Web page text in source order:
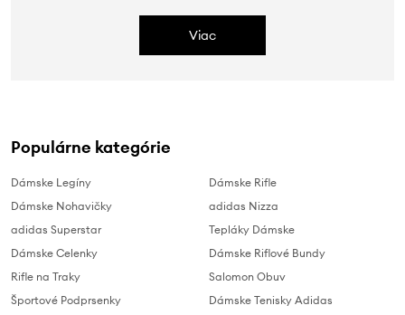
Viac
Populárne kategórie
Dámske Legíny
Dámske Nohavičky
adidas Superstar
Dámske Celenky
Rifle na Traky
Športové Podprsenky
Dámske Rifle
adidas Nizza
Tepláky Dámske
Dámske Riflové Bundy
Salomon Obuv
Dámske Tenisky Adidas